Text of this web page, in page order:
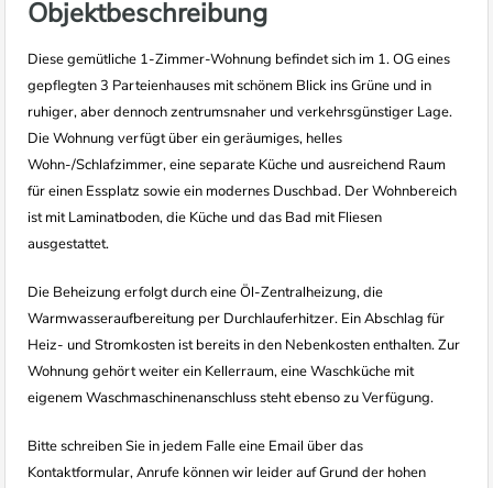
Objektbeschreibung
Diese gemütliche 1-Zimmer-Wohnung befindet sich im 1. OG eines
gepflegten 3 Parteienhauses mit schönem Blick ins Grüne und in
ruhiger, aber dennoch zentrumsnaher und verkehrsgünstiger Lage.
Die Wohnung verfügt über ein geräumiges, helles
Wohn-/Schlafzimmer, eine separate Küche und ausreichend Raum
für einen Essplatz sowie ein modernes Duschbad. Der Wohnbereich
ist mit Laminatboden, die Küche und das Bad mit Fliesen
ausgestattet.
Die Beheizung erfolgt durch eine Öl-Zentralheizung, die
Warmwasseraufbereitung per Durchlauferhitzer. Ein Abschlag für
Heiz- und Stromkosten ist bereits in den Nebenkosten enthalten. Zur
Wohnung gehört weiter ein Kellerraum, eine Waschküche mit
eigenem Waschmaschinenanschluss steht ebenso zu Verfügung.
Bitte schreiben Sie in jedem Falle eine Email über das
Kontaktformular, Anrufe können wir leider auf Grund der hohen